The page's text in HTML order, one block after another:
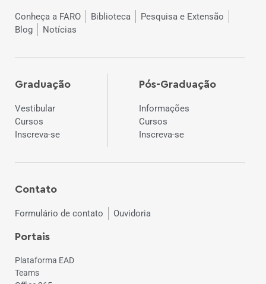
Conheça a FARO Biblioteca
Pesquisa e Extensão
Blog
Notícias
Graduação
Vestibular
Cursos
Inscreva-se
Pós-Graduação
Informações
Cursos
Inscreva-se
Contato
Formulário de contato Ouvidoria
Portais
Plataforma EAD
Teams